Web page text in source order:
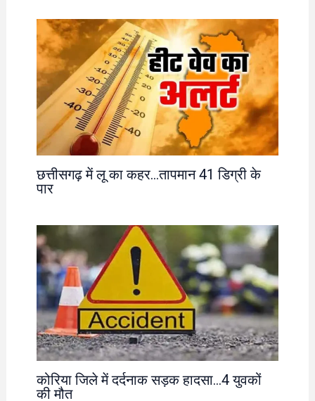
छत्तीसगढ़ में लू का कहर…तापमान 41 डिग्री के
पार
कोरिया जिले में दर्दनाक सड़क हादसा…4 युवकों
की मौत